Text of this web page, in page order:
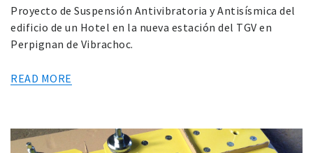
Proyecto de Suspensión Antivibratoria y Antisísmica del
edificio de un Hotel en la nueva estación del TGV en
Perpignan de Vibrachoc.
READ MORE